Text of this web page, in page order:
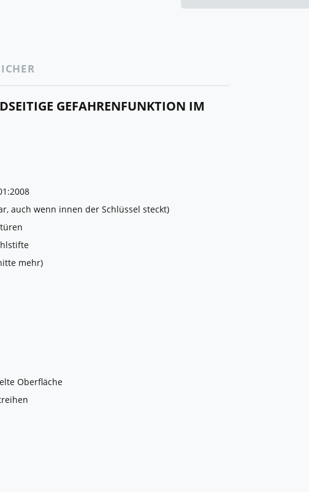
GEFAHRENFUNKTION IM
auch wenn innen der Schlüssel steckt)
mehr)
Oberfläche